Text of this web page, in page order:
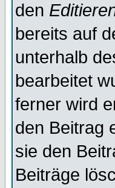
den
bereits auf
unterhalb
bearbeitet
ferner wird
den Beitrag
sie den
Beiträge